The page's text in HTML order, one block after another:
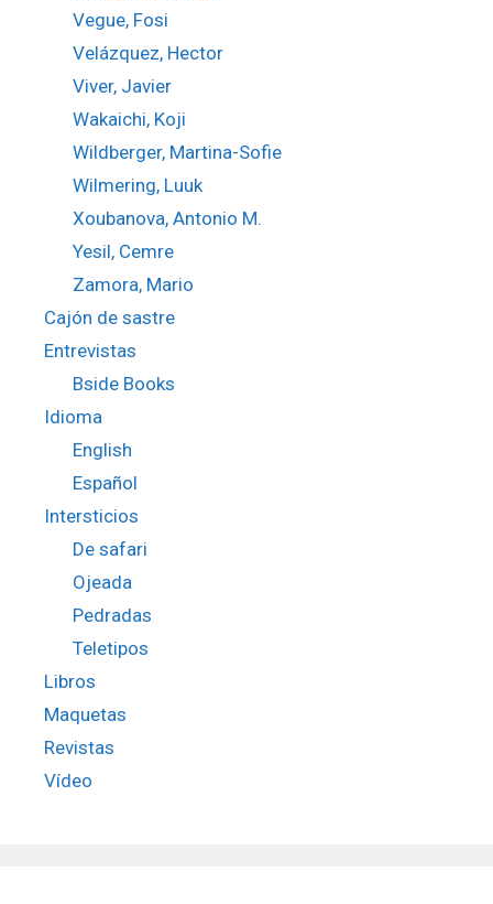
Vegue, Fosi
Velázquez, Hector
Viver, Javier
Wakaichi, Koji
Wildberger, Martina-Sofie
Wilmering, Luuk
Xoubanova, Antonio M.
Yesil, Cemre
Zamora, Mario
Cajón de sastre
Entrevistas
Bside Books
Idioma
English
Español
Intersticios
De safari
Ojeada
Pedradas
Teletipos
Libros
Maquetas
Revistas
Vídeo